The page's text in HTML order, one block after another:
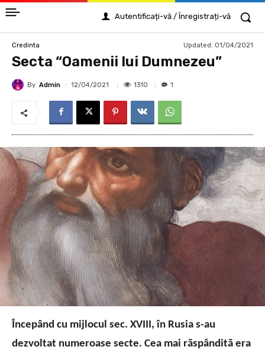
Autentificați-vă / Înregistrați-vă
Credinta Updated: 01/04/2021
Secta “Oamenii lui Dumnezeu”
By Admin 12/04/2021 1310 1
Începând cu mijlocul sec. XVIII, în Rusia s-au
dezvoltat numeroase secte. Cea mai răspândită era